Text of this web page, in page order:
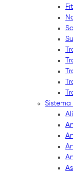
Sistema